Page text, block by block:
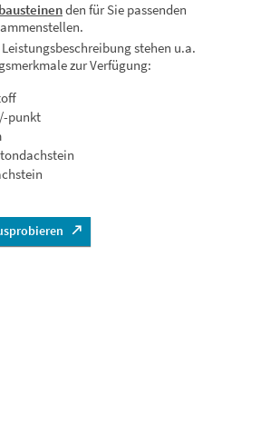
den für Sie passenden
stehen u.a.
zur Verfügung:
punkt